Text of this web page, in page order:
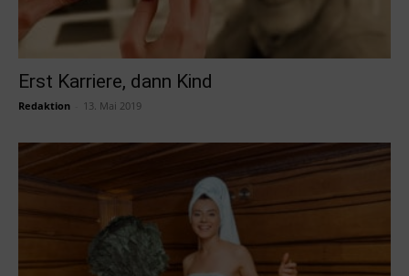
Erst Karriere, dann Kind
Redaktion 13. Mai 2019